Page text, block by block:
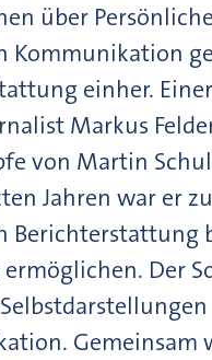
über
Kommunikation
einher.
Markus
von Martin
Jahren war er
Berichterstattung
Der
Gemeinsam